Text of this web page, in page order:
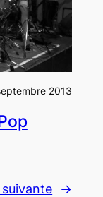
2013
suivante →